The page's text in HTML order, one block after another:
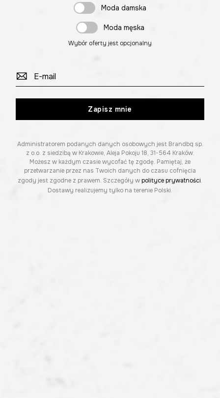
Moda damska
Moda męska
Wybór oferty jest opcjonalny
Zapisz mnie
Administratorem podanych danych osobowych jest Brandbq sp.
z o.o. z siedzibą w Krakowie, Aleja Pokoju 18, 31-564 Kraków.
Możesz w każdym czasie wycofać tę zgodę. Pamiętaj, że
przetwarzanie przez nas Twoich danych do czasu cofnięcia
zgody jest zgodne z prawem. Szczegóły w polityce prywatności.
Dostawy realizujemy tylko na terenie Polski.